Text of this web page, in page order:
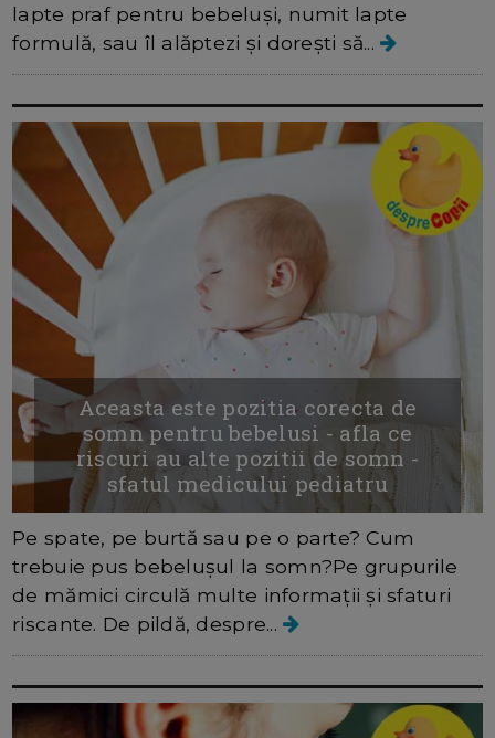
lapte praf pentru bebeluși, numit lapte
formulă, sau îl alăptezi și dorești să...
Aceasta este pozitia corecta de
somn pentru bebelusi - afla ce
riscuri au alte pozitii de somn -
sfatul medicului pediatru
Pe spate, pe burtă sau pe o parte? Cum
trebuie pus bebelușul la somn?Pe grupurile
de mămici circulă multe informații și sfaturi
riscante. De pildă, despre...